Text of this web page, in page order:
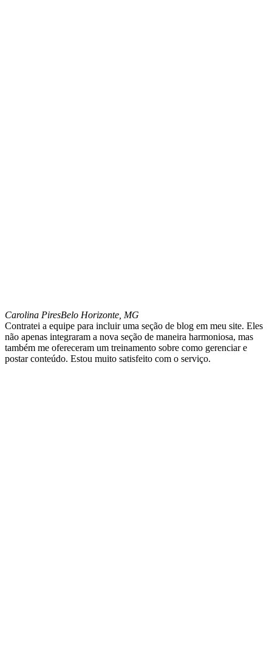
Carolina PiresBelo Horizonte, MG
Contratei a equipe para incluir uma seção de blog em meu site. Eles
não apenas integraram a nova seção de maneira harmoniosa, mas
também me ofereceram um treinamento sobre como gerenciar e
postar conteúdo. Estou muito satisfeito com o serviço.